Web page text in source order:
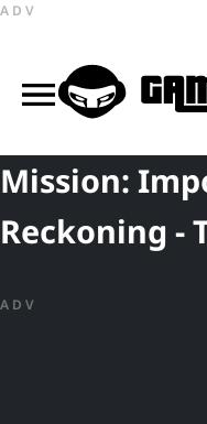
ADV
Mission:
Reckoning -
ADV